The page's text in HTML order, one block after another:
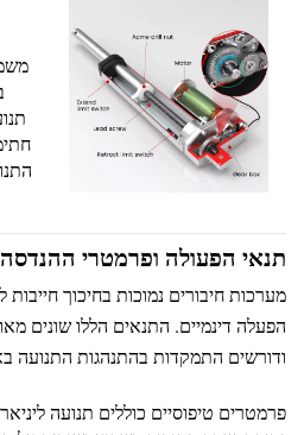
תנאי הפעולה ופרמטרי ההנדסה
מערכות חיבורים נמוכות בחיכוך
הפעלה דינמיים. התנאים הללו שונים
ודורשים התמקדות בהתנהגות התנועה
פרמטרים טיפוסיים כוללים תנועה